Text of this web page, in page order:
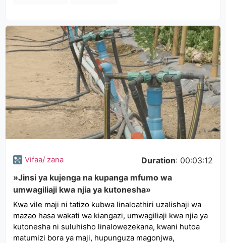
Vifaa/ zana Duration: 00:03:12
»Jinsi ya kujenga na kupanga mfumo wa
umwagiliaji kwa njia ya kutonesha»
Kwa vile maji ni tatizo kubwa linaloathiri uzalishaji wa
mazao hasa wakati wa kiangazi, umwagiliaji kwa njia ya
kutonesha ni suluhisho linalowezekana, kwani hutoa
matumizi bora ya maji, hupunguza magonjwa,